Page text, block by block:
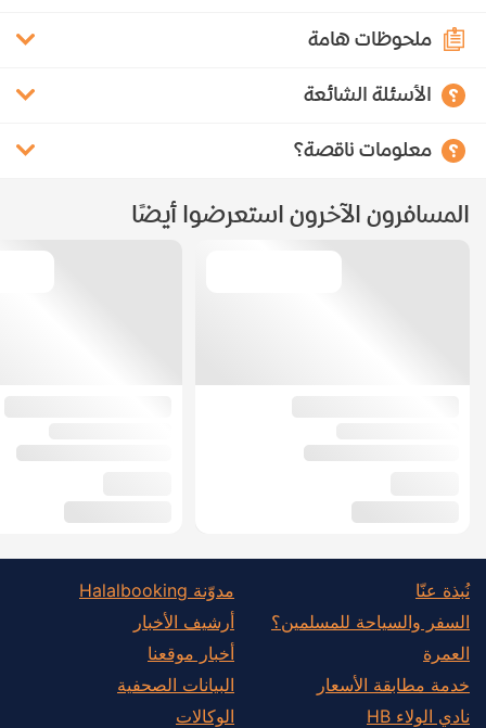
ملحوظات هامة
الأسئلة الشائعة
معلومات ناقصة؟
المسافرون الآخرون استعرضوا أيضًا
نُبذة عنّا
السفر والسياحة للمسلمين؟
العمرة
خدمة مطابقة الأسعار
نادي الولاء HB
مدوّنة Halalbooking
أرشيف الأخبار
أخبار موقعنا
البيانات الصحفية
الوكالات